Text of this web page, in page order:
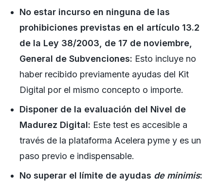
No estar incurso en ninguna de las
prohibiciones previstas en el artículo 13.2
de la Ley 38/2003, de 17 de noviembre,
General de Subvenciones: Esto incluye no
haber recibido previamente ayudas del Kit
Digital por el mismo concepto o importe.
Disponer de la evaluación del Nivel de
Madurez Digital: Este test es accesible a
través de la plataforma Acelera pyme y es un
paso previo e indispensable.
No superar el límite de ayudas de minimis: